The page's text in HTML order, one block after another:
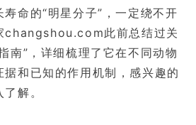
命的“明星分子”，一定绕不开
changshou.com此前总结过关
南”，详细梳理了它在不同动物
和已知的作用机制，感兴趣的
解。